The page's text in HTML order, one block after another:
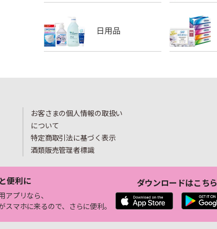
お客さまの個人情報の取扱い
について
特定商取引法に基づく表示
酒類販売管理者標識
便利に
アプリなら、
スマホに来るので、さらに便利。
ダウンロードはこちら